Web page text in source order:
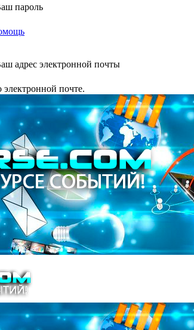
пароль
адрес электронной почты
почте.